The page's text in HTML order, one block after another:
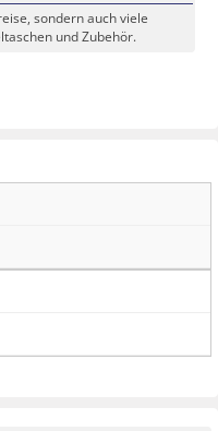
sondern auch viele
und Zubehör.